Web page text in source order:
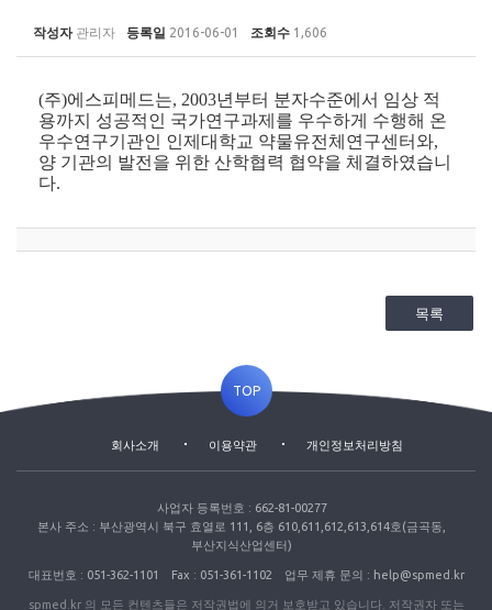
작성자 관리자 등록일 2016-06-01 조회수 1,606
(주)에스피메드는, 2003년부터 분자수준에서 임상 적
용까지 성공적인 국가연구과제를 우수하게 수행해 온
우수연구기관인 인제대학교 약물유전체연구센터와,
양 기관의 발전을 위한 산학협력 협약을 체결하였습니
다.
목록
TOP
회사소개 이용약관 개인정보처리방침
사업자 등록번호 : 662-81-00277
본사 주소 : 부산광역시 북구 효열로 111, 6층 610,611,612,613,614호(금곡동,
부산지식산업센터)
대표번호 : 051-362-1101 Fax : 051-361-1102 업무 제휴 문의 : help@spmed.kr
spmed.kr 의 모든 컨텐츠들은 저작권법에 의거 보호받고 있습니다. 저작권자 또는